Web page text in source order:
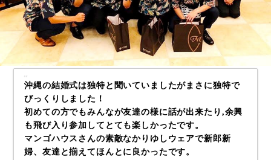
沖縄の結婚式は独特と聞いていましたがまさに独特で
びっくりしました！
初めての方でもみんなが友達の様に話が出来たり,余興
も飛び入り参加してとても楽しかったです。
マンゴハウスさんの素敵なかりゆしウェアで新郎新
婦、友達と揃えてほんとに良かったです。